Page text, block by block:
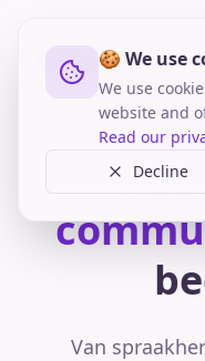
🍪 We use
We use
website and
Read our
Decline
Van